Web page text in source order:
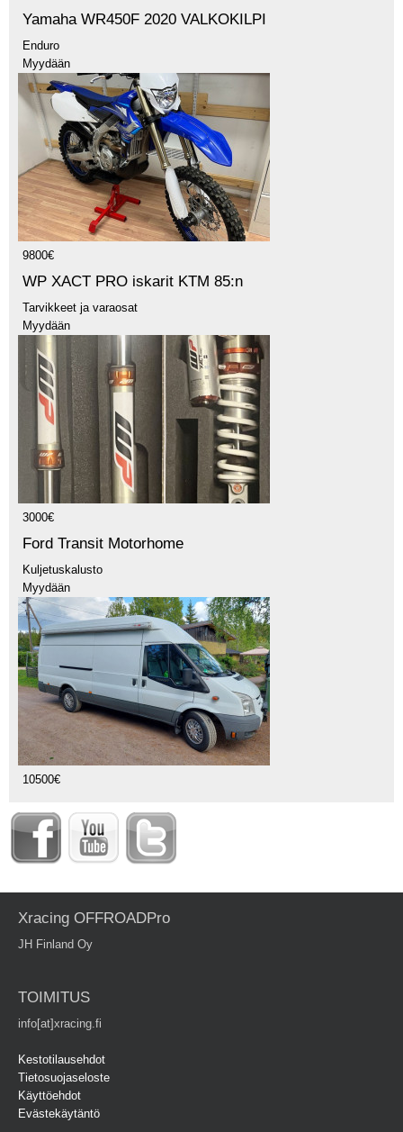
Yamaha WR450F 2020 VALKOKILPI
Enduro
Myydään
9800€
WP XACT PRO iskarit KTM 85:n
Tarvikkeet ja varaosat
Myydään
3000€
Ford Transit Motorhome
Kuljetuskalusto
Myydään
10500€
Xracing OFFROADPro
JH Finland Oy
TOIMITUS
info[at]xracing.fi
Kestotilausehdot
Tietosuojaseloste
Käyttöehdot
Evästekäytäntö